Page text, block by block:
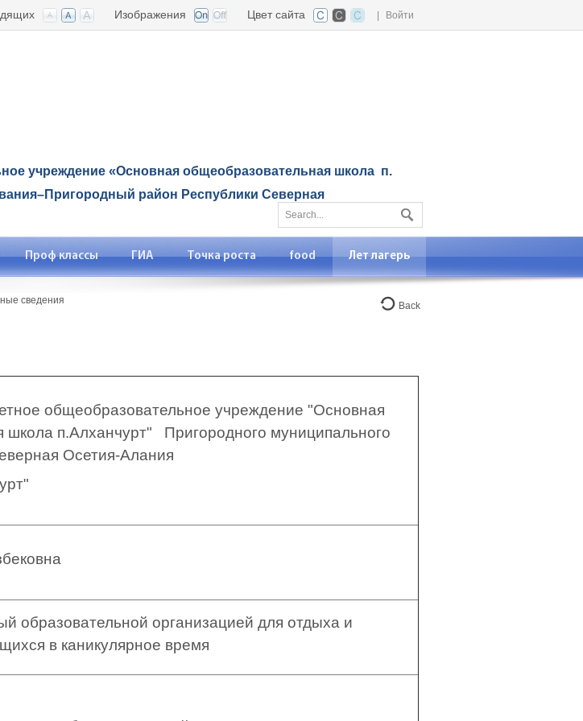
Войти
Цвет сайта
Изображения
учреждение «Основная общеобразовательная школа п.
район Республики Северная
Проф классы ГИА Точка роста food Лет лагерь
сведения Back
общеобразовательное учреждение "Основная
школа п.Алханчурт" Пригородного муниципального
Осетия-Алания
образовательной организацией для отдыха и
в каникулярное время